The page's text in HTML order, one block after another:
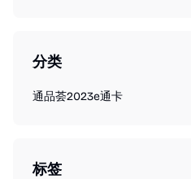
分类
通品荟2023e通卡
标签